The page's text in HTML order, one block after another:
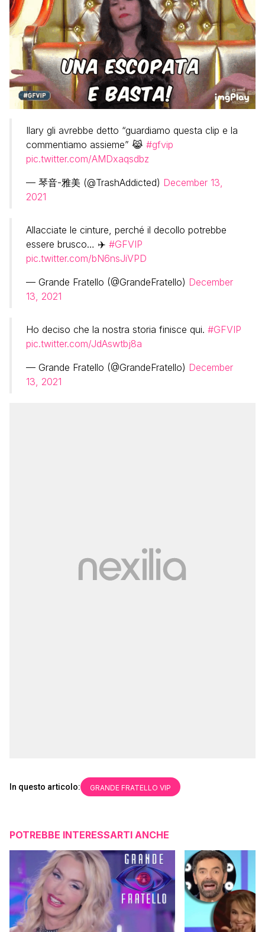
Ilary gli avrebbe detto “guardiamo questa clip e la
commentiamo assieme” 😹 #gfvip
pic.twitter.com/AMDxaqsdbz
— 琴音-雅美 (@TrashAddicted) December 13,
2021
Allacciate le cinture, perché il decollo potrebbe
essere brusco… ✈️ #GFVIP
pic.twitter.com/bN6nsJiVPD
— Grande Fratello (@GrandeFratello) December
13, 2021
Ho deciso che la nostra storia finisce qui. #GFVIP
pic.twitter.com/JdAswtbj8a
— Grande Fratello (@GrandeFratello) December
13, 2021
In questo articolo: GRANDE FRATELLO VIP
POTREBBE INTERESSARTI ANCHE